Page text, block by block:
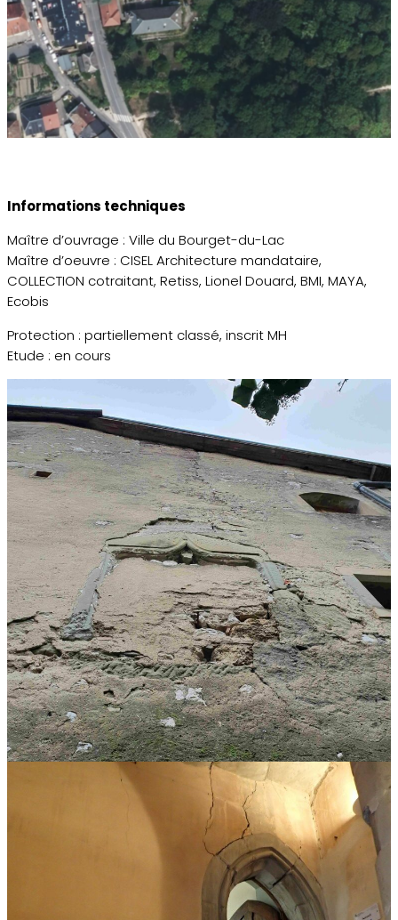
Informations techniques
Maître d’ouvrage : Ville du Bourget-du-Lac
Maître d’oeuvre : CISEL Architecture mandataire,
COLLECTION cotraitant, Retiss, Lionel Douard, BMI, MAYA,
Ecobis
Protection : partiellement classé, inscrit MH
Etude : en cours